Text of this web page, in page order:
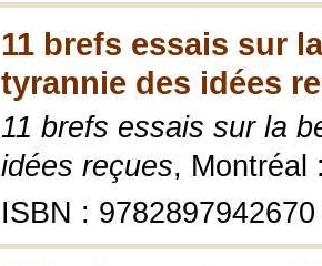
11 brefs essais sur
tyrannie des idées
11 brefs essais sur la
idées reçues, Montréal
ISBN : 9782897942670